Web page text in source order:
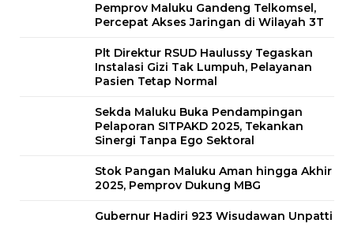
Pemprov Maluku Gandeng Telkomsel,
Percepat Akses Jaringan di Wilayah 3T
Plt Direktur RSUD Haulussy Tegaskan
Instalasi Gizi Tak Lumpuh, Pelayanan
Pasien Tetap Normal
Sekda Maluku Buka Pendampingan
Pelaporan SITPAKD 2025, Tekankan
Sinergi Tanpa Ego Sektoral
Stok Pangan Maluku Aman hingga Akhir
2025, Pemprov Dukung MBG
Gubernur Hadiri 923 Wisudawan Unpatti